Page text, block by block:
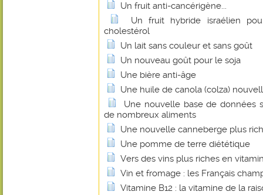
Un fruit anti-cancérigène...
Un fruit hybride israélien
cholestérol
Un lait sans couleur et sans goût
Un nouveau goût pour le soja
Une bière anti-âge
Une huile de canola (colza)
Une nouvelle base de données
de nombreux aliments
Une nouvelle canneberge plus
Une pomme de terre diététique
Vers des vins plus riches en
Vin et fromage : les Français
Vitamine B12 : la vitamine de la